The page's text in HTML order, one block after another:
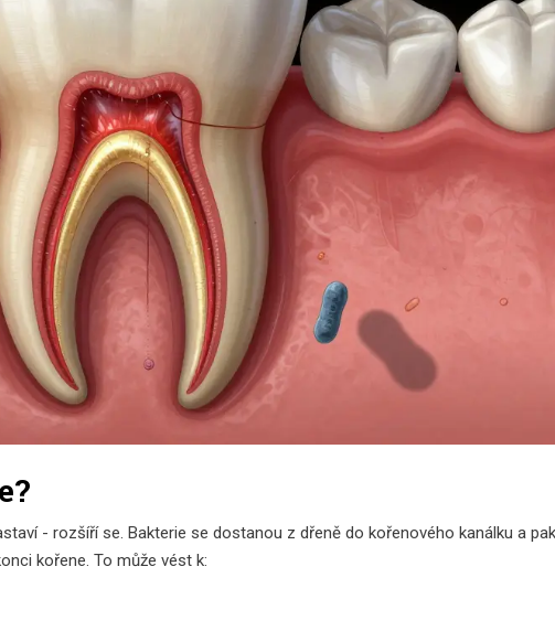
- rozšíří se. Bakterie se dostanou z dřeně do kořenového kanálku a
kořene. To může vést k: